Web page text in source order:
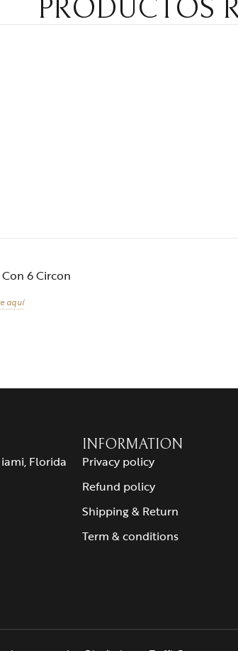
PRODUCTOS
6 Circon
aquí
Florida
INFORMATION
Privacy policy
Refund policy
Shipping & Return
Term & conditions